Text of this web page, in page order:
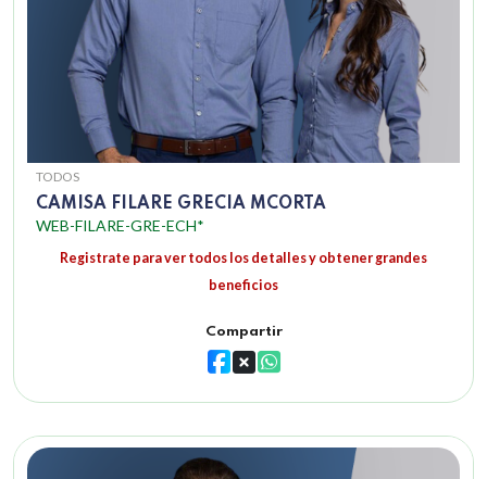
TODOS
CAMISA FILARE GRECIA MCORTA
WEB-FILARE-GRE-ECH*
Registrate para ver todos los detalles y obtener grandes
beneficios
Compartir